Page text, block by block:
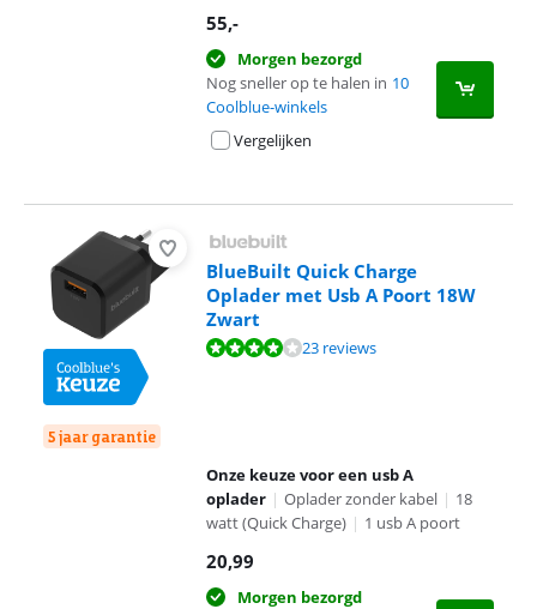
55,-
Morgen bezorgd
Nog sneller op te halen in 10
Coolblue-winkels
Vergelijken
5 jaar garantie
BlueBuilt Quick Charge
Oplader met Usb A Poort 18W
Zwart
Beoordeling is 8,2 van de 10, gebaseerd op 23 reviews.
23 reviews
Onze keuze voor een usb A
oplader | Oplader zonder kabel | 18
watt (Quick Charge) | 1 usb A poort
20,99
Morgen bezorgd